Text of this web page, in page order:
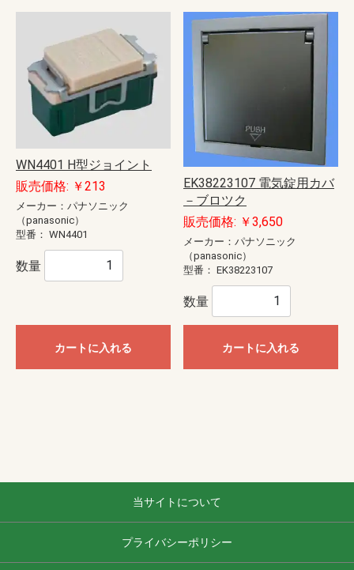
WN4401 H型ジョイント
販売価格: ￥213
メーカー：パナソニック
（panasonic）
型番： WN4401
数量
カートに入れる
EK38223107 電気錠用カバ
－ブロツク
販売価格: ￥3,650
メーカー：パナソニック
（panasonic）
型番： EK38223107
数量
カートに入れる
当サイトについて
プライバシーポリシー